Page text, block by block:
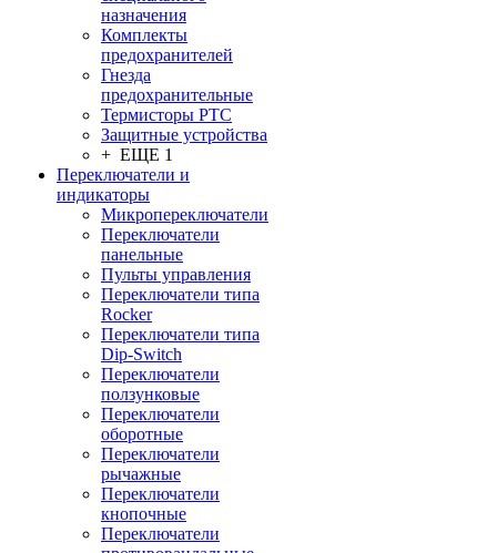
назначения
Комплекты
предохранителей
Гнезда
предохранительные
Термисторы PTC
Защитные устройства
+ ЕЩЕ 1
Переключатели и
индикаторы
Микропереключатели
Переключатели
панельные
Пульты управления
Переключатели типа
Rocker
Переключатели типа
Dip-Switch
Переключатели
ползунковые
Переключатели
оборотные
Переключатели
рычажные
Переключатели
кнопочные
Переключатели